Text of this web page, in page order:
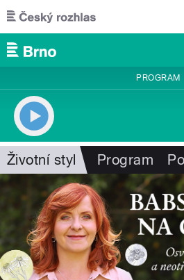
Přejít k hlavnímu obsahu
PROGRAM
Životní styl Program